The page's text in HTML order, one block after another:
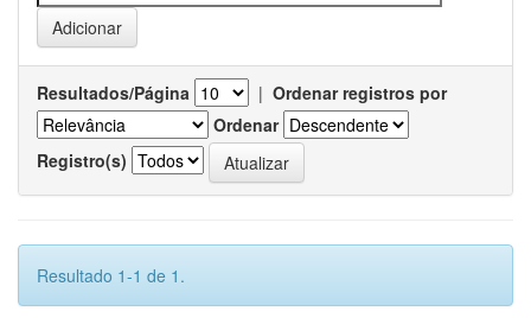
Resultados/Página | Ordenar registros por
Ordenar
Registro(s)
Resultado 1-1 de 1.